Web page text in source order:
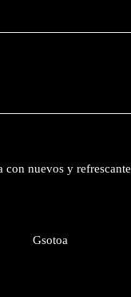
con nuevos y
Gsotoa